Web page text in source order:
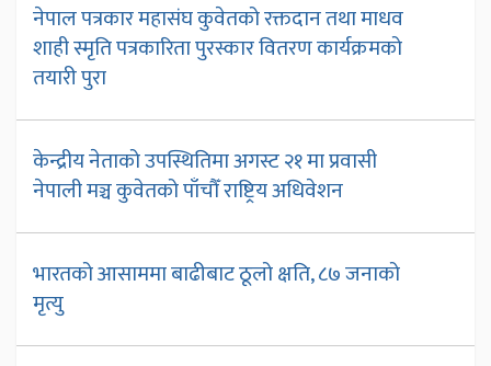
नेपाल पत्रकार महासंघ कुवेतको रक्तदान तथा माधव
शाही स्मृति पत्रकारिता पुरस्कार वितरण कार्यक्रमको
तयारी पुरा
केन्द्रीय नेताको उपस्थितिमा अगस्ट २१ मा प्रवासी
नेपाली मञ्च कुवेतको पाँचौँ राष्ट्रिय अधिवेशन
भारतको आसाममा बाढीबाट ठूलो क्षति, ८७ जनाको
मृत्यु